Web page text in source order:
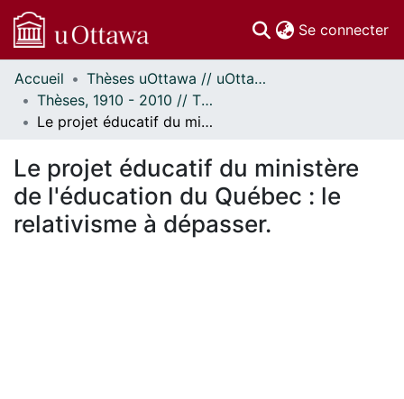
Se connecter
Communautés
et collections
Parcourir
À propos
Accueil
Thèses uOttawa // uOttawa Theses
Thèses, 1910 - 2010 // Theses, 1910 - 2010
Le projet éducatif du ministère de l'éducation du Québec : le relativisme à dépasser.
Le projet éducatif du ministère
de l'éducation du Québec : le
relativisme à dépasser.